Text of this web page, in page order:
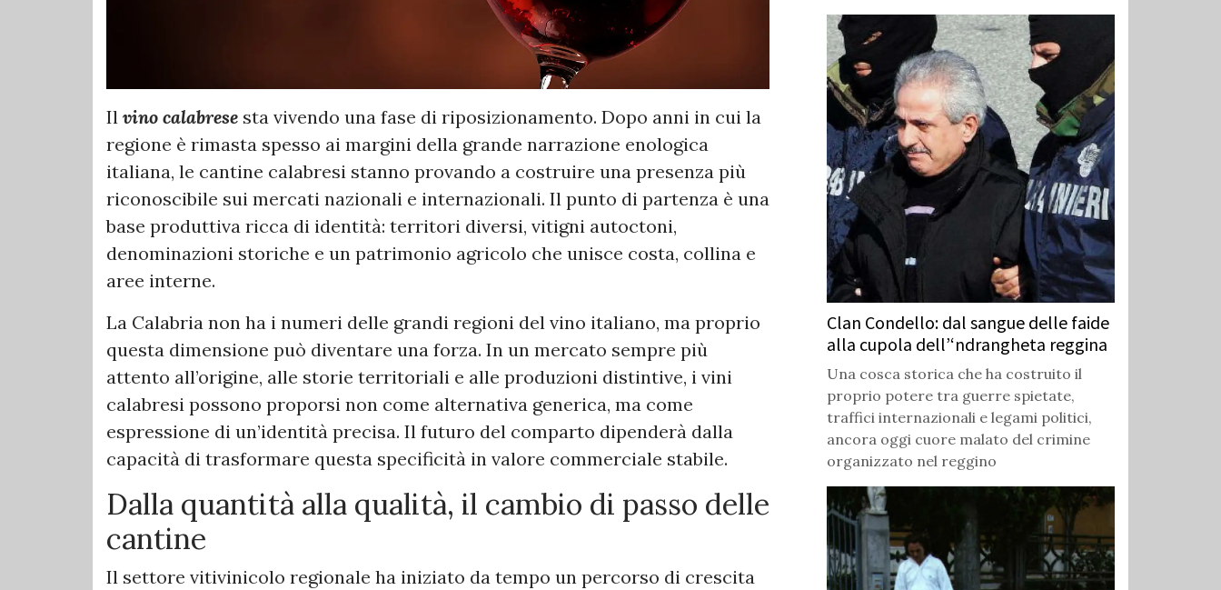
Il vino calabrese sta vivendo una fase di riposizionamento. Dopo anni in cui la
regione è rimasta spesso ai margini della grande narrazione enologica
italiana, le cantine calabresi stanno provando a costruire una presenza più
riconoscibile sui mercati nazionali e internazionali. Il punto di partenza è una
base produttiva ricca di identità: territori diversi, vitigni autoctoni,
denominazioni storiche e un patrimonio agricolo che unisce costa, collina e
aree interne.
La Calabria non ha i numeri delle grandi regioni del vino italiano, ma proprio
questa dimensione può diventare una forza. In un mercato sempre più
attento all’origine, alle storie territoriali e alle produzioni distintive, i vini
calabresi possono proporsi non come alternativa generica, ma come
espressione di un’identità precisa. Il futuro del comparto dipenderà dalla
capacità di trasformare questa specificità in valore commerciale stabile.
Dalla quantità alla qualità, il cambio di passo delle
cantine
Il settore vitivinicolo regionale ha iniziato da tempo un percorso di crescita
Clan Condello: dal sangue delle faide
alla cupola dell’‘ndrangheta reggina
Una cosca storica che ha costruito il
proprio potere tra guerre spietate,
traffici internazionali e legami politici,
ancora oggi cuore malato del crimine
organizzato nel reggino